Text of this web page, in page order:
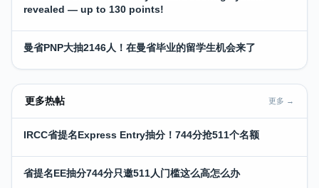
revealed — up to 130 points!
曼省PNP大抽2146人！在曼省毕业的留学生机会来了
更多热帖 更多 →
IRCC省提名Express Entry抽分！744分抢511个名额
省提名EE抽分744分只邀511人门槛这么高怎么办